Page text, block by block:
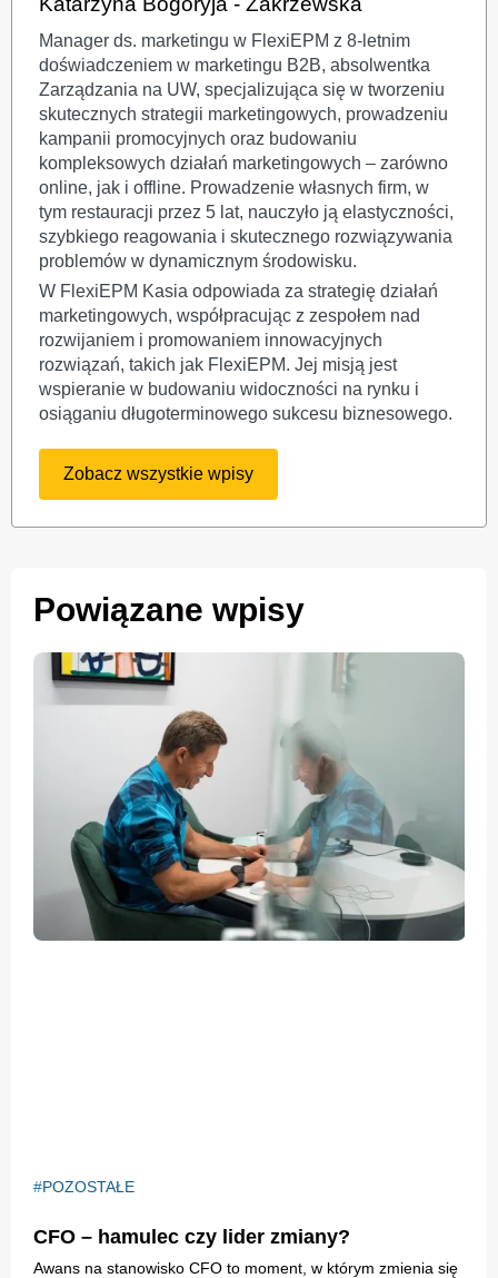
Manager ds. marketingu w FlexiEPM z 8-letnim
doświadczeniem w marketingu B2B, absolwentka
Zarządzania na UW, specjalizująca się w tworzeniu
skutecznych strategii marketingowych, prowadzeniu
kampanii promocyjnych oraz budowaniu
kompleksowych działań marketingowych – zarówno
online, jak i offline. Prowadzenie własnych firm, w
tym restauracji przez 5 lat, nauczyło ją elastyczności,
szybkiego reagowania i skutecznego rozwiązywania
problemów w dynamicznym środowisku.
W FlexiEPM Kasia odpowiada za strategię działań
marketingowych, współpracując z zespołem nad
rozwijaniem i promowaniem innowacyjnych
rozwiązań, takich jak FlexiEPM. Jej misją jest
wspieranie w budowaniu widoczności na rynku i
osiąganiu długoterminowego sukcesu biznesowego.
Zobacz wszystkie wpisy
Powiązane wpisy
POZOSTAŁE
CFO – hamulec czy lider zmiany?
Awans na stanowisko CFO to moment, w którym zmienia się